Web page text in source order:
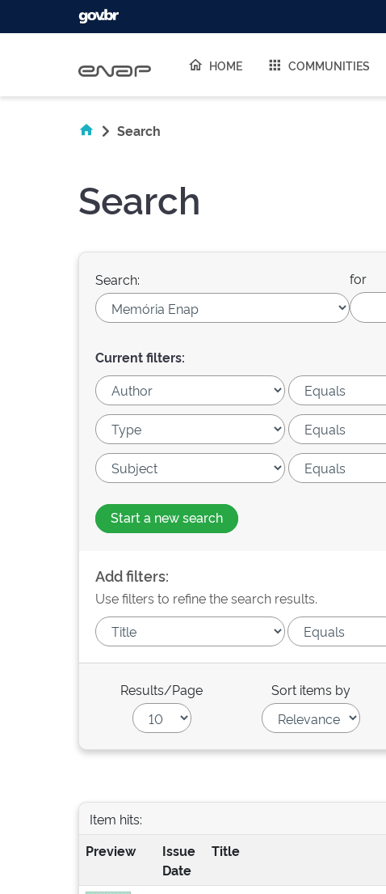
HOME COMMUNITIES
Search
Search
Search: for
Current filters:
Start a new search
Add filters:
Use filters to refine the search results.
Results/Page Sort items by
Item hits:
Preview
Issue
Date
Title